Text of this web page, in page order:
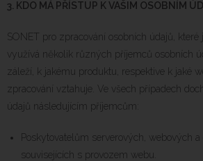
3. KDO MÁ PŘÍSTUP K VAŠIM OSOBNÍM
SONET pro zpracování osobních údajů, které
využívá několik různých příjemců osobních
záleží, k jakému produktu, respektive k jaké
zpracování vztahuje. Ve všech případech
údajů následujícím příjemcům:
Poskytovatelům serverových, webových
souvisejících s provozem webu.